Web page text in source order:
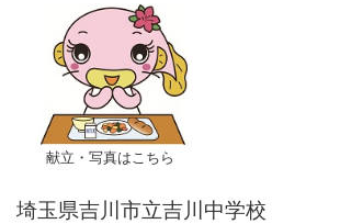
献立・写真はこちら
埼玉県吉川市立吉川中学校